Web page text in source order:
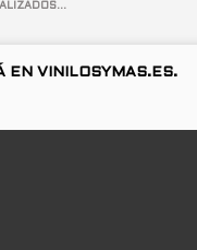
EN VINILOSYMAS.ES.